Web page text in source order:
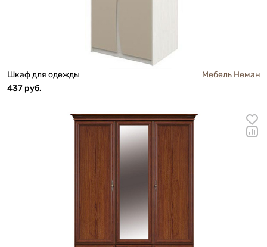
Шкаф для одежды
Мебель Неман
437 руб.